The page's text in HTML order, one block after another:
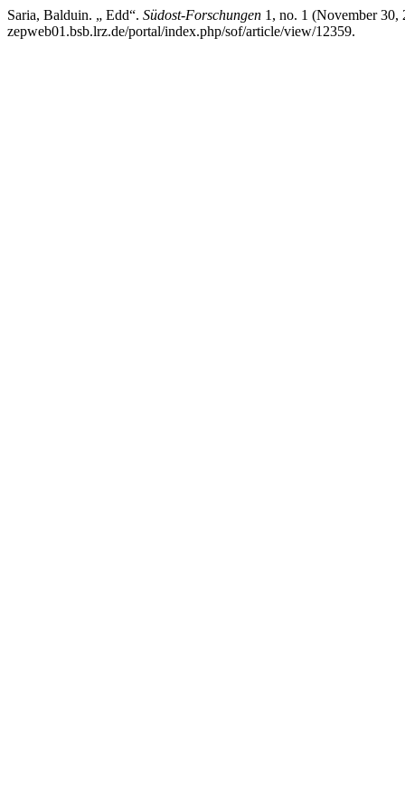
Saria, Balduin. „ Edd“. Südost-Forschungen 1, no. 1 (November 30,
zepweb01.bsb.lrz.de/portal/index.php/sof/article/view/12359.